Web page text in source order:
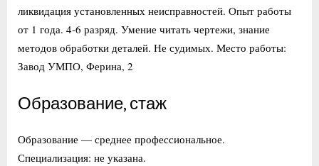
ликвидация установленных неисправностей. Опыт работы
от 1 года. 4-6 разряд. Умение читать чертежи, знание
методов обработки деталей. Не судимых. Место работы:
Завод УМПО, Ферина, 2
Образование, стаж
Образование — среднее профессиональное.
Специализация: не указана.